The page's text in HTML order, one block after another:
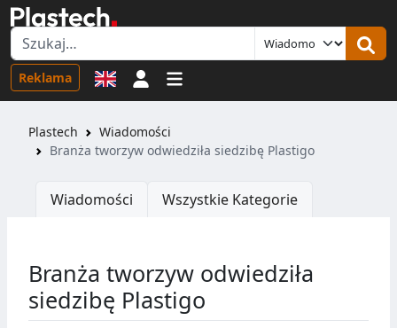
Reklama Logowanie
Plastech
Wiadomości
Branża tworzyw odwiedziła siedzibę Plastigo
Wiadomości Wszystkie Kategorie
Branża tworzyw odwiedziła
siedzibę Plastigo